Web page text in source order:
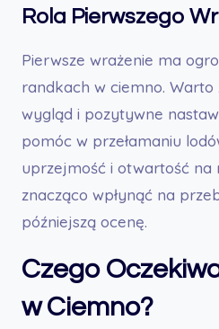
Rola Pierwszego
Pierwsze wrażenie ma
randkach w ciemno.
wygląd i pozytywne
pomóc w przełamaniu
uprzejmość i otwartość na
znacząco wpłynąć na
późniejszą ocenę.
Czego
w Ciemno?